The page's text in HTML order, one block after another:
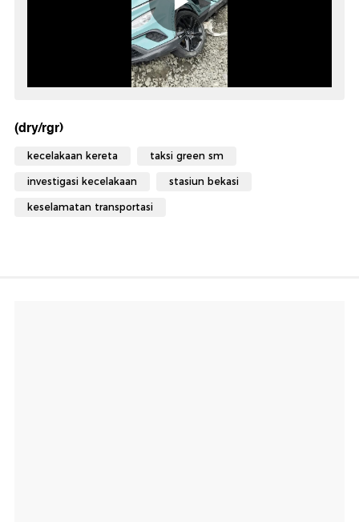
(dry/rgr)
kecelakaan kereta taksi green sm
investigasi kecelakaan stasiun bekasi
keselamatan transportasi